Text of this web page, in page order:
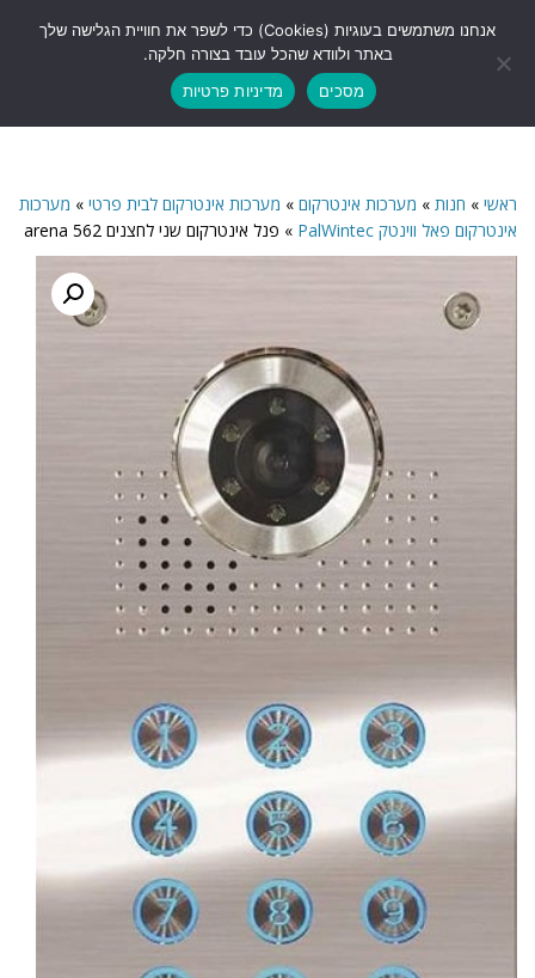
תפריט
ראשי » חנות » מערכות אינטרקום » מערכות אינטרקום לבית פרטי » מערכות
אינטרקום פאל ווינטק PalWintec
» פנל אינטרקום שני לחצנים 562 arena
אנחנו משתמשים בעוגיות (Cookies) כדי לשפר את חוויית הגלישה שלך
באתר ולוודא שהכל עובד בצורה חלקה.
מסכים
מדיניות פרטיות